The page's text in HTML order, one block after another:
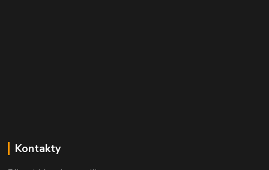
Kontakty